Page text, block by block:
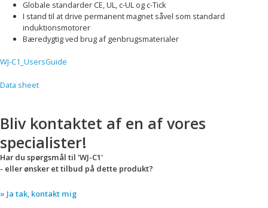
Globale standarder CE, UL, c-UL og c-Tick
I stand til at drive permanent magnet såvel som standard
induktionsmotorer
Bæredygtig ved brug af genbrugsmaterialer
WJ-C1_UsersGuide
Data sheet
Bliv kontaktet af en af vores
specialister!
Har du spørgsmål til 'WJ-C1'
- eller ønsker et tilbud på dette produkt?
» Ja tak, kontakt mig